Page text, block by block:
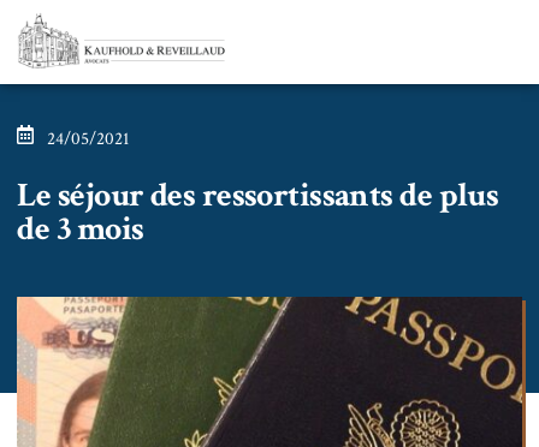
24/05/2021
Le séjour des ressortissants de plus
de 3 mois